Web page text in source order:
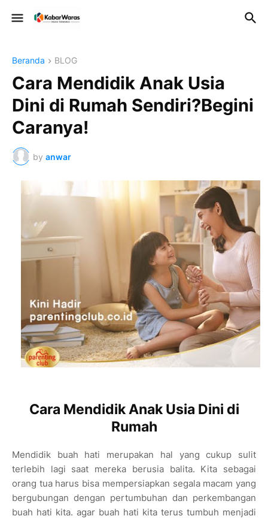
Beranda BLOG
Cara Mendidik Anak Usia
Dini di Rumah Sendiri?Begini
Caranya!
by anwar
Cara Mendidik Anak Usia Dini di
Rumah
Mendidik buah hati merupakan hal yang cukup sulit
terlebih lagi saat mereka berusia balita. Kita sebagai
orang tua harus bisa mempersiapkan segala macam yang
bergubungan dengan pertumbuhan dan perkembangan
buah hati kita. agar buah hati kita terus tumbuh menjadi